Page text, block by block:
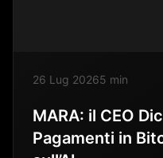
26 Lug 20265 min
MARA: il CEO
Pagamenti in